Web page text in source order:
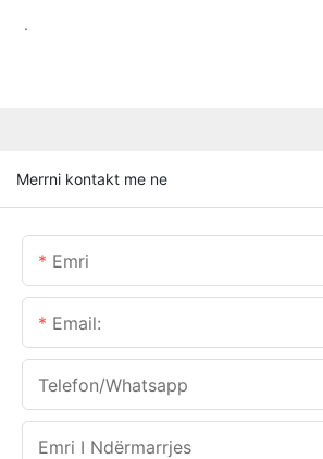
.
Merrni kontakt me ne
Emri
Email:
Telefon/whatsapp
Emri I Ndërmarrjes